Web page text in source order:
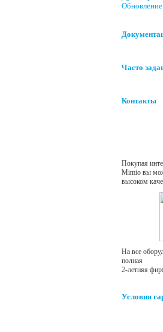
Часто
Контакты
Покупая
Mimio вы
высоком
На все
полная
2-летняя
Условия